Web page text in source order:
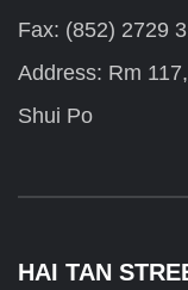
Fax: (852) 2729
Address: Rm
Shui Po
HAI TAN